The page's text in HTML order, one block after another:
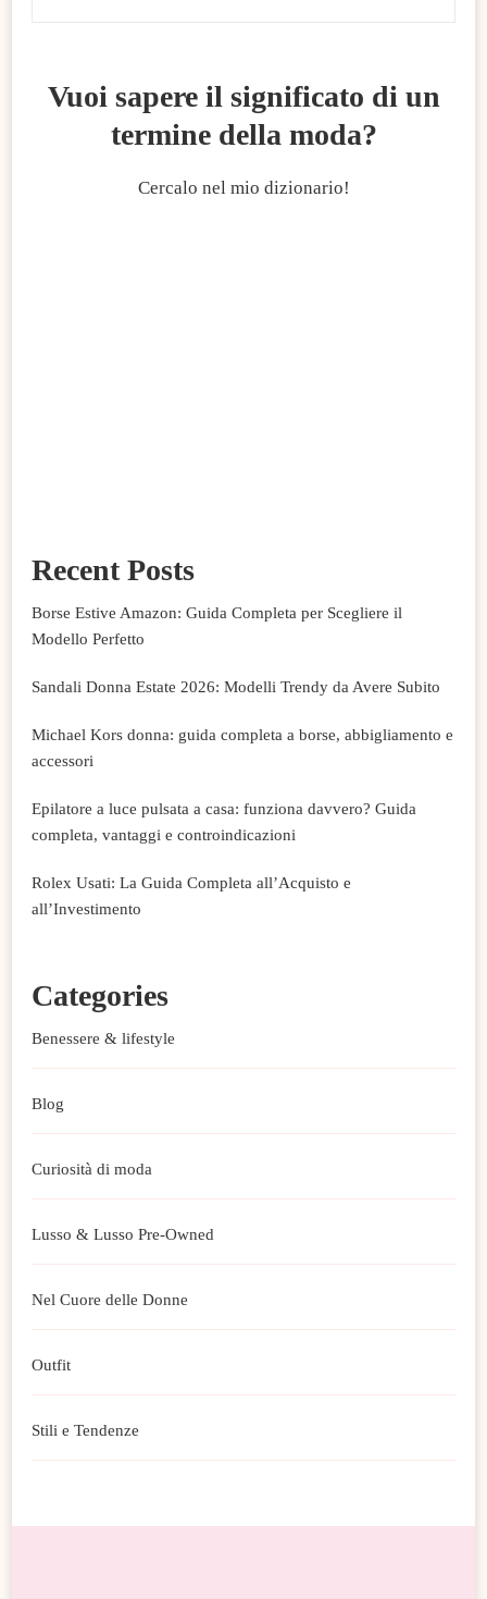
Vuoi sapere il significato di un
termine della moda?
Cercalo nel mio dizionario!
Recent Posts
Borse Estive Amazon: Guida Completa per Scegliere il
Modello Perfetto
Sandali Donna Estate 2026: Modelli Trendy da Avere Subito
Michael Kors donna: guida completa a borse, abbigliamento e
accessori
Epilatore a luce pulsata a casa: funziona davvero? Guida
completa, vantaggi e controindicazioni
Rolex Usati: La Guida Completa all’Acquisto e
all’Investimento
Categories
Benessere & lifestyle
Blog
Curiosità di moda
Lusso & Lusso Pre-Owned
Nel Cuore delle Donne
Outfit
Stili e Tendenze